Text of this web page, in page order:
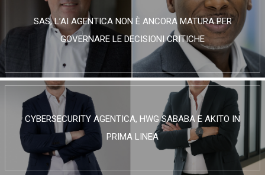
SAS, L’AI AGENTICA NON È ANCORA MATURA PER
GOVERNARE LE DECISIONI CRITICHE
CYBERSECURITY AGENTICA, HWG SABABA E AKITO IN
PRIMA LINEA